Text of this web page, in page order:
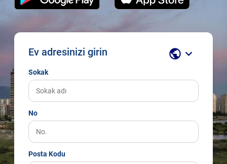
Ev adresinizi girin public keyboard_arrow_down
Sokak
No
Posta Kodu